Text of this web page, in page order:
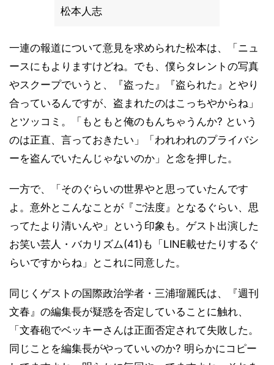
松本人志
一連の報道について意見を求められた松本は、「ニュ
ースにもよりますけどね。でも、僕らタレントの写真
やスクープでいうと、『盗った』『盗られた』とやり
合っているんですが、盗まれたのはこっちやからね」
とツッコミ。「もともと俺のもんちゃうんか? という
のは正直、言っておきたい」「われわれのプライバシ
ーを盗んでいたんじゃないのか」と念を押した。
一方で、「そのぐらいの世界やと思っていたんです
よ。意外とこんなことが『ご法度』となるぐらい、思
ってたより清いんや」という印象も。ゲスト出演した
お笑い芸人・バカリズム(41)も「LINE載せたりするぐ
らいですからね」とこれに同意した。
同じくゲストの国際政治学者・三浦瑠麗氏は、『週刊
文春』の編集長が疑惑を否定していることに触れ、
「文春砲でベッキーさんは正面否定されて失敗した。
同じことを編集長がやっていいのか? 明らかにコピー